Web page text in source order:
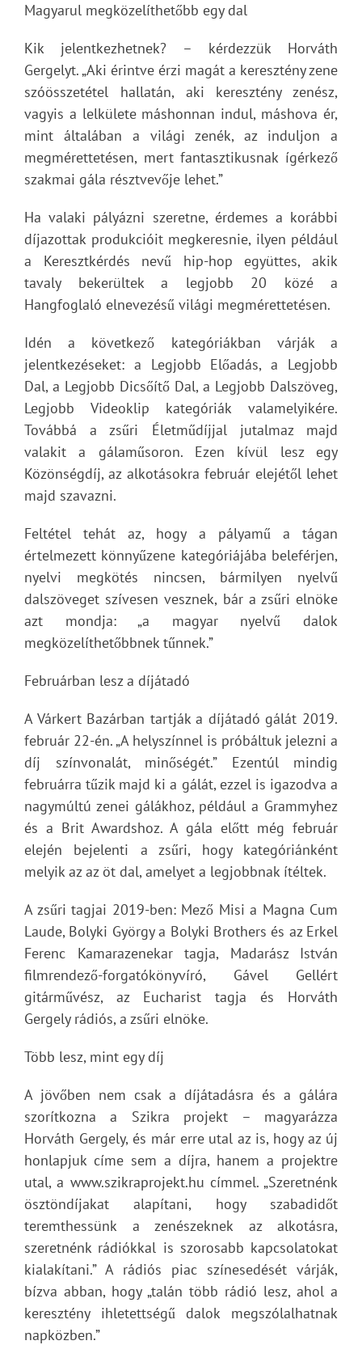
Magyarul megközelíthetőbb egy dal
Kik jelentkezhetnek? – kérdezzük Horváth
Gergelyt. „Aki érintve érzi magát a keresztény zene
szóösszetétel hallatán, aki keresztény zenész,
vagyis a lelkülete máshonnan indul, máshova ér,
mint általában a világi zenék, az induljon a
megmérettetésen, mert fantasztikusnak ígérkező
szakmai gála résztvevője lehet.”
Ha valaki pályázni szeretne, érdemes a korábbi
díjazottak produkcióit megkeresnie, ilyen például
a Keresztkérdés nevű hip-hop együttes, akik
tavaly bekerültek a legjobb 20 közé a
Hangfoglaló elnevezésű világi megmérettetésen.
Idén a következő kategóriákban várják a
jelentkezéseket: a Legjobb Előadás, a Legjobb
Dal, a Legjobb Dicsőítő Dal, a Legjobb Dalszöveg,
Legjobb Videoklip kategóriák valamelyikére.
Továbbá a zsűri Életműdíjjal jutalmaz majd
valakit a gálaműsoron. Ezen kívül lesz egy
Közönségdíj, az alkotásokra február elejétől lehet
majd szavazni.
Feltétel tehát az, hogy a pályamű a tágan
értelmezett könnyűzene kategóriájába beleférjen,
nyelvi megkötés nincsen, bármilyen nyelvű
dalszöveget szívesen vesznek, bár a zsűri elnöke
azt mondja: „a magyar nyelvű dalok
megközelíthetőbbnek tűnnek.”
Februárban lesz a díjátadó
A Várkert Bazárban tartják a díjátadó gálát 2019.
február 22-én. „A helyszínnel is próbáltuk jelezni a
díj színvonalát, minőségét.” Ezentúl mindig
februárra tűzik majd ki a gálát, ezzel is igazodva a
nagymúltú zenei gálákhoz, például a Grammyhez
és a Brit Awardshoz. A gála előtt még február
elején bejelenti a zsűri, hogy kategóriánként
melyik az az öt dal, amelyet a legjobbnak ítéltek.
A zsűri tagjai 2019-ben: Mező Misi a Magna Cum
Laude, Bolyki György a Bolyki Brothers és az Erkel
Ferenc Kamarazenekar tagja, Madarász István
filmrendező-forgatókönyvíró, Gável Gellért
gitárművész, az Eucharist tagja és Horváth
Gergely rádiós, a zsűri elnöke.
Több lesz, mint egy díj
A jövőben nem csak a díjátadásra és a gálára
szorítkozna a Szikra projekt – magyarázza
Horváth Gergely, és már erre utal az is, hogy az új
honlapjuk címe sem a díjra, hanem a projektre
utal, a www.szikraprojekt.hu címmel. „Szeretnénk
ösztöndíjakat alapítani, hogy szabadidőt
teremthessünk a zenészeknek az alkotásra,
szeretnénk rádiókkal is szorosabb kapcsolatokat
kialakítani.” A rádiós piac színesedését várják,
bízva abban, hogy „talán több rádió lesz, ahol a
keresztény ihletettségű dalok megszólalhatnak
napközben.”